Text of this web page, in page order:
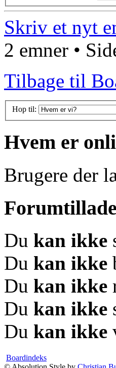
Skriv et nyt
2 emner •
Tilbage til
Hop til:
Hvem er
Brugere der
Du kan ikke
Du kan ikke
Du kan ikke
Du kan ikke
Du kan ikke
Boardindeks